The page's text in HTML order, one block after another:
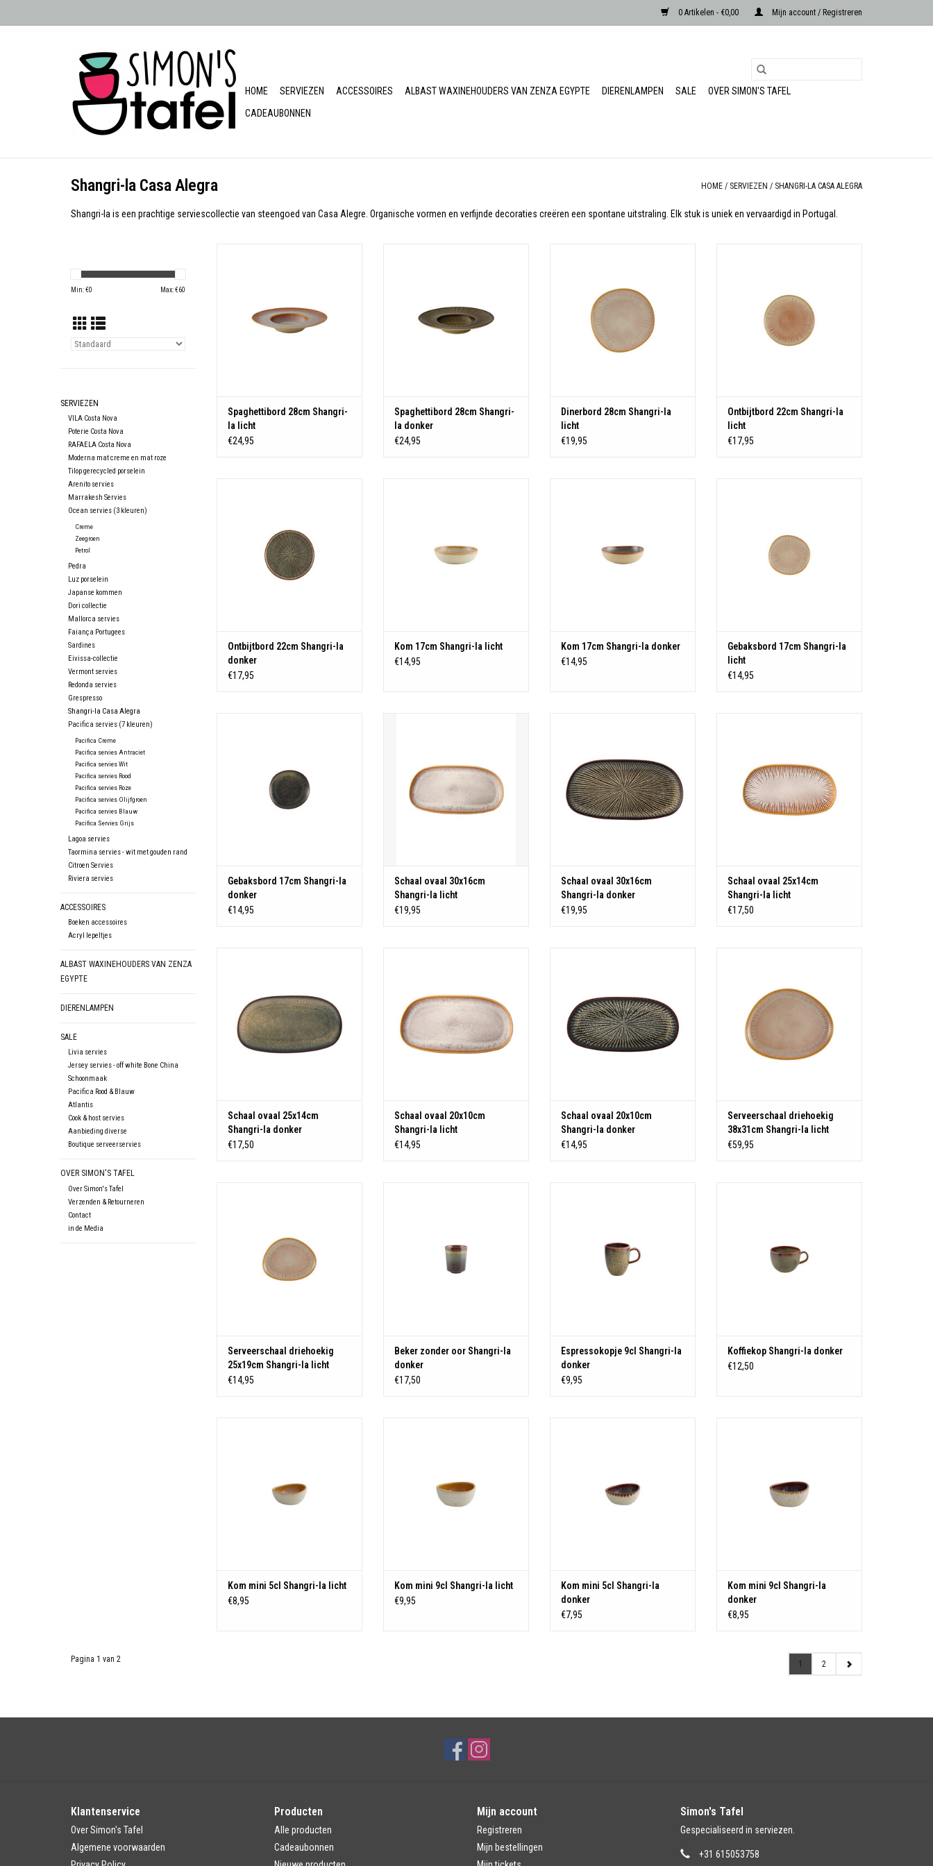
0 Artikelen - €0,00 Mijn account / Registreren
HOME SERVIEZEN ACCESSOIRES ALBAST WAXINEHOUDERS VAN ZENZA EGYPTE DIERENLAMPEN SALE
OVER SIMON'S TAFEL
CADEAUBONNEN
Shangri-la Casa Alegra HOME / SERVIEZEN / SHANGRI-LA CASA ALEGRA
Shangri-la is een prachtige serviescollectie van steengoed van Casa Alegre. Organische vormen en verfijnde decoraties creëren een spontane uitstraling. Elk stuk is uniek en vervaardigd in Portugal.
Min: €0 Max: €60
SERVIEZEN
VILA Costa Nova
Poterie Costa Nova
RAFAELA Costa Nova
Moderna mat creme en mat roze
Tilop gerecycled porselein
Arenito servies
Marrakesh Servies
Ocean servies (3 kleuren)
Creme
Zeegroen
Petrol
Pedra
Luz porselein
Japanse kommen
Dori collectie
Mallorca servies
Faiança Portugees
Sardines
Eivissa-collectie
Vermont servies
Redonda servies
Grespresso
Shangri-la Casa Alegra
Pacifica servies (7 kleuren)
Pacifica Creme
Pacifica servies Antraciet
Pacifica servies Wit
Pacifica servies Rood
Pacifica servies Roze
Pacifica servies Olijfgroen
Pacifica servies Blauw
Pacifica Servies Grijs
Lagoa servies
Taormina servies - wit met gouden rand
Citroen Servies
Riviera servies
ACCESSOIRES
Boeken accessoires
Acryl lepeltjes
ALBAST WAXINEHOUDERS VAN ZENZA
EGYPTE
DIERENLAMPEN
SALE
Livia servies
Jersey servies - off white Bone China
Schoonmaak
Pacifica Rood & Blauw
Atlantis
Cook & host servies
Aanbieding diverse
Boutique serveerservies
OVER SIMON'S TAFEL
Over Simon's Tafel
Verzenden & Retourneren
Contact
in de Media
Spaghettibord 28cm Shangri-
la licht
€24,95
Spaghettibord 28cm Shangri-
la donker
€24,95
Dinerbord 28cm Shangri-la
licht
€19,95
Ontbijtbord 22cm Shangri-la
licht
€17,95
Ontbijtbord 22cm Shangri-la
donker
€17,95
Kom 17cm Shangri-la licht
€14,95
Kom 17cm Shangri-la donker
€14,95
Gebaksbord 17cm Shangri-la
licht
€14,95
Gebaksbord 17cm Shangri-la
donker
€14,95
Schaal ovaal 30x16cm
Shangri-la licht
€19,95
Schaal ovaal 30x16cm
Shangri-la donker
€19,95
Schaal ovaal 25x14cm
Shangri-la licht
€17,50
Schaal ovaal 25x14cm
Shangri-la donker
€17,50
Schaal ovaal 20x10cm
Shangri-la licht
€14,95
Schaal ovaal 20x10cm
Shangri-la donker
€14,95
Serveerschaal driehoekig
38x31cm Shangri-la licht
€59,95
Serveerschaal driehoekig
25x19cm Shangri-la licht
€14,95
Beker zonder oor Shangri-la
donker
€17,50
Espressokopje 9cl Shangri-la
donker
€9,95
Koffiekop Shangri-la donker
€12,50
Kom mini 5cl Shangri-la licht
€8,95
Kom mini 9cl Shangri-la licht
€9,95
Kom mini 5cl Shangri-la
donker
€7,95
Kom mini 9cl Shangri-la
donker
€8,95
Pagina 1 van 2 1 2
Klantenservice
Over Simon's Tafel
Algemene voorwaarden
Producten
Alle producten
Cadeaubonnen
Mijn account
Registreren
Mijn bestellingen
Simon's Tafel
Gespecialiseerd in serviezen.
+31 615053758